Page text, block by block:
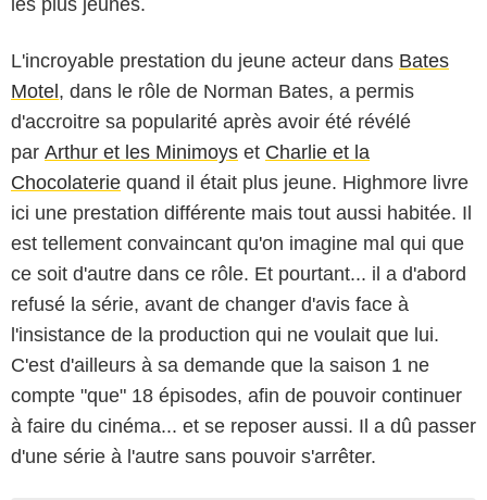
L'incroyable prestation du jeune acteur dans Bates
Motel, dans le rôle de Norman Bates, a permis
d'accroitre sa popularité après avoir été révélé
par Arthur et les Minimoys et Charlie et la
Chocolaterie quand il était plus jeune. Highmore livre
ici une prestation différente mais tout aussi habitée. Il
est tellement convaincant qu'on imagine mal qui que
ce soit d'autre dans ce rôle. Et pourtant... il a d'abord
refusé la série, avant de changer d'avis face à
l'insistance de la production qui ne voulait que lui.
C'est d'ailleurs à sa demande que la saison 1 ne
compte "que" 18 épisodes, afin de pouvoir continuer
à faire du cinéma... et se reposer aussi. Il a dû passer
d'une série à l'autre sans pouvoir s'arrêter.